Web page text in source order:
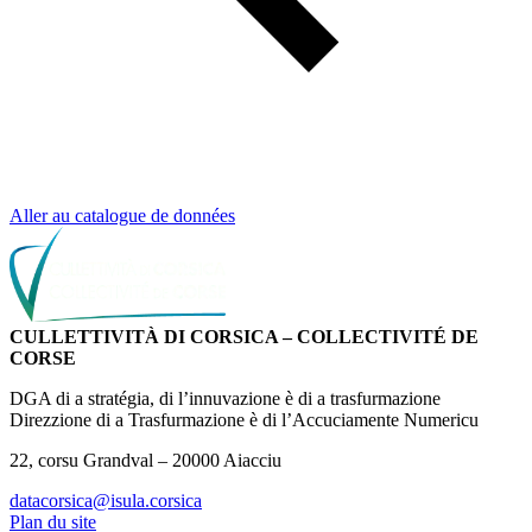
Aller au catalogue de données
CULLETTIVITÀ DI CORSICA – COLLECTIVITÉ DE
CORSE
DGA di a stratégia, di l’innuvazione è di a trasfurmazione
Direzzione di a Trasfurmazione è di l’Accuciamente Numericu
22, corsu Grandval – 20000 Aiacciu
datacorsica@isula.corsica
Plan du site